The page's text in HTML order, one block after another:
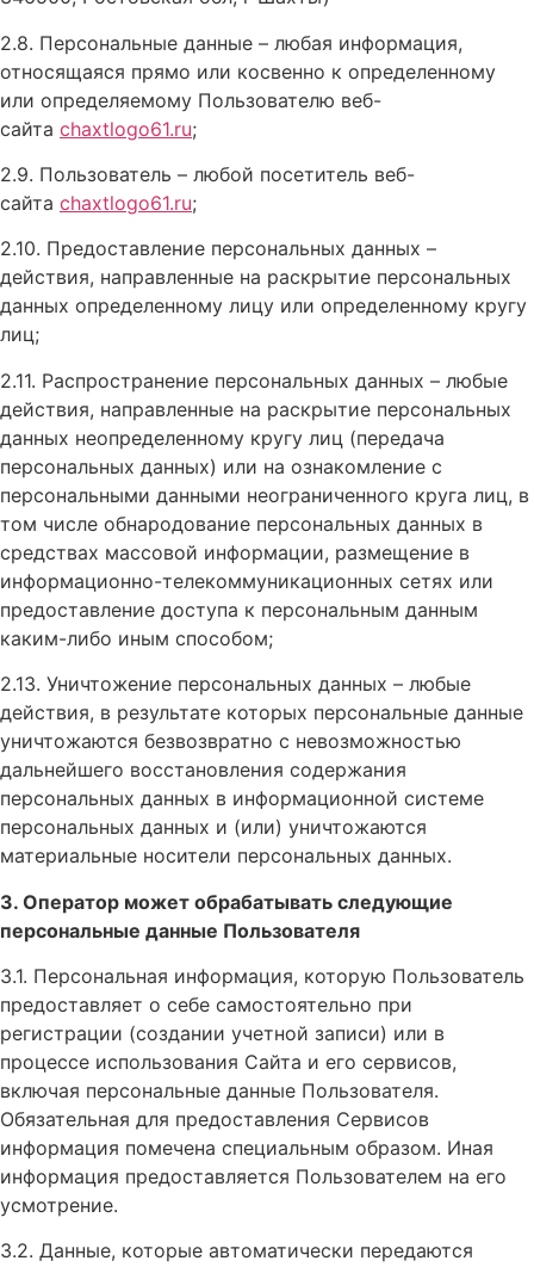
2.8. Персональные данные – любая информация,
относящаяся прямо или косвенно к определенному
или определяемому Пользователю веб-
сайта chaxtlogo61.ru;
2.9. Пользователь – любой посетитель веб-
сайта chaxtlogo61.ru;
2.10. Предоставление персональных данных –
действия, направленные на раскрытие персональных
данных определенному лицу или определенному кругу
лиц;
2.11. Распространение персональных данных – любые
действия, направленные на раскрытие персональных
данных неопределенному кругу лиц (передача
персональных данных) или на ознакомление с
персональными данными неограниченного круга лиц, в
том числе обнародование персональных данных в
средствах массовой информации, размещение в
информационно-телекоммуникационных сетях или
предоставление доступа к персональным данным
каким-либо иным способом;
2.13. Уничтожение персональных данных – любые
действия, в результате которых персональные данные
уничтожаются безвозвратно с невозможностью
дальнейшего восстановления содержания
персональных данных в информационной системе
персональных данных и (или) уничтожаются
материальные носители персональных данных.
3. Оператор может обрабатывать следующие
персональные данные Пользователя
3.1. Персональная информация, которую Пользователь
предоставляет о себе самостоятельно при
регистрации (создании учетной записи) или в
процессе использования Сайта и его сервисов,
включая персональные данные Пользователя.
Обязательная для предоставления Сервисов
информация помечена специальным образом. Иная
информация предоставляется Пользователем на его
усмотрение.
3.2. Данные, которые автоматически передаются